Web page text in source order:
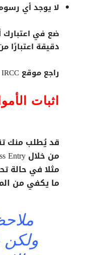
لا يوجد أي
دقيقة اعتبارًا من 15 ديسمبر 2017 الى يومنا
راجع موقع IRCC للحصول على أحدث الرسوم.
اثبات
قد يُطلب منك
مثلا في حالة
ما يكفي من
ولكن